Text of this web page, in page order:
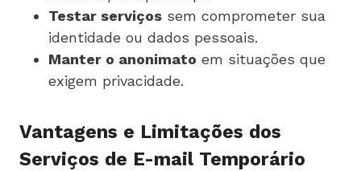
Testar serviços sem comprometer sua
identidade ou dados pessoais.
Manter o anonimato em situações que
exigem privacidade.
Vantagens e Limitações dos
Serviços de E-mail Temporário